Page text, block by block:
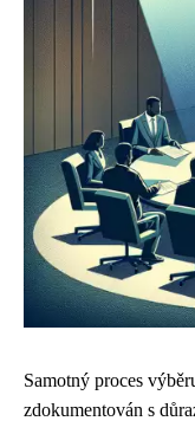
Samotný proces
zdokumentován s